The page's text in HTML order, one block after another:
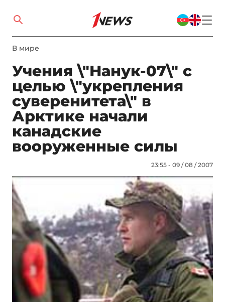
В мире
Учения \"Нанук-07\" с
целью \"укрепления
суверенитета\" в
Арктике начали
канадские
вооруженные силы
23:55 - 09 / 08 / 2007